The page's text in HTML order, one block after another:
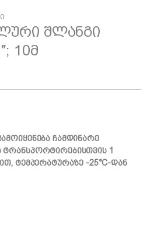
შლანგი
10მ
ჩამდინარე
1
ტემპერატურაზე -25°C-დან